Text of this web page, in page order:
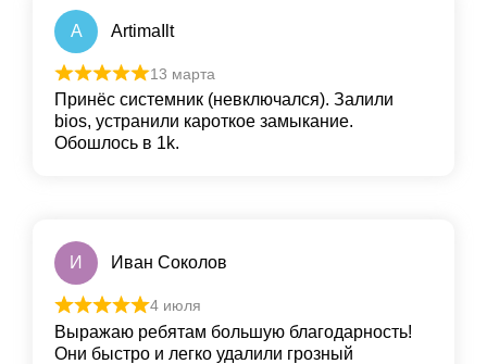
A ArtimaIlt
13 марта
Принёс системник (невключался). Залили
bios, устранили кароткое замыкание.
Обошлось в 1k.
И Иван Соколов
4 июля
Выражаю ребятам большую благодарность!
Они быстро и легко удалили грoзный